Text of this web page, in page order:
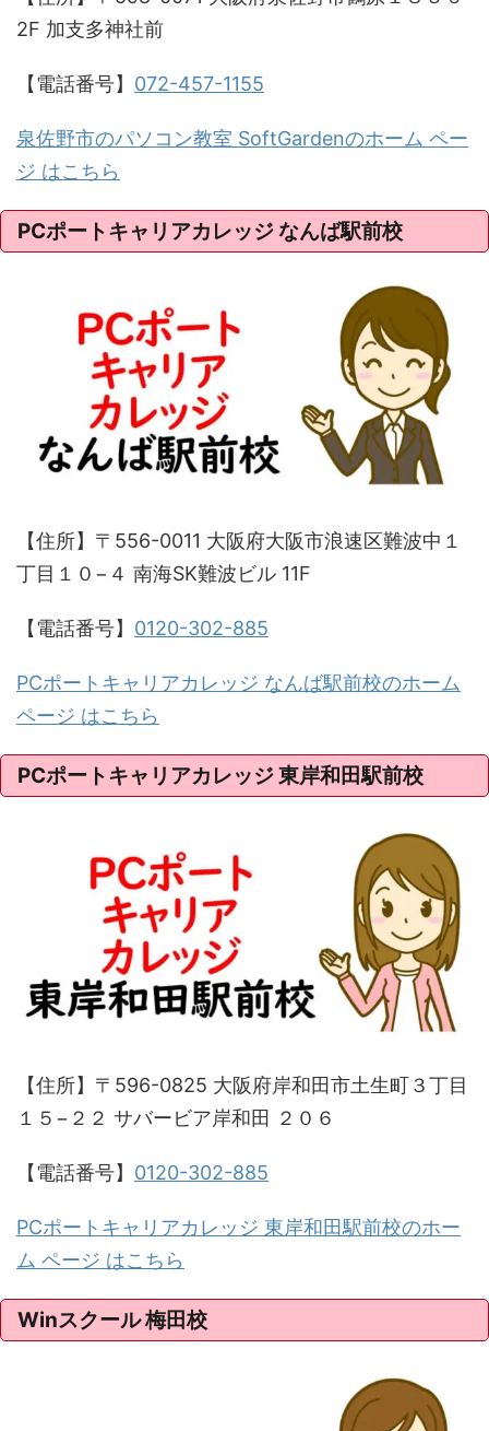
2F 加支多神社前
【電話番号】 072-457-1155
泉佐野市のパソコン教室 SoftGardenのホーム ペー
ジ はこちら
PCポートキャリアカレッジ なんば駅前校
【住所】〒556-0011 大阪府大阪市浪速区難波中１
丁目１０−４ 南海SK難波ビル 11F
【電話番号】 0120-302-885
PCポートキャリアカレッジ なんば駅前校のホーム
ページ はこちら
PCポートキャリアカレッジ 東岸和田駅前校
【住所】〒596-0825 大阪府岸和田市土生町３丁目
１５−２２ サバービア岸和田 ２０６
【電話番号】 0120-302-885
PCポートキャリアカレッジ 東岸和田駅前校のホー
ム ページ はこちら
Winスクール 梅田校